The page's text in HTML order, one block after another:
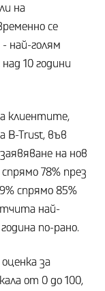
на
се
най-голям
10 години
клиентите,
B-Trust, във
на нов
78% през
спрямо 85%
най-
по-рано.
за
от 0 до 100,